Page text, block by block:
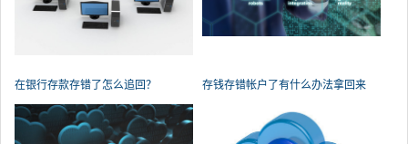
在银行存款存错了怎么追回？
存钱存错帐户了有什么办法拿回来